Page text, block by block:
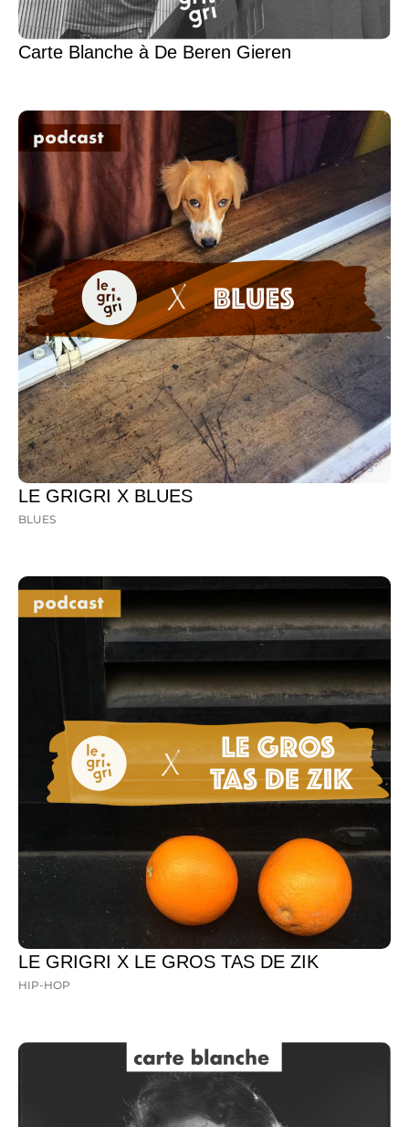
Carte Blanche à De Beren Gieren
LE GRIGRI X BLUES
BLUES
LE GRIGRI X LE GROS TAS DE ZIK
HIP-HOP